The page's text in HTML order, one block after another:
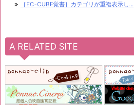
［EC-CUBE覚書］カテゴリが重複表示し...
A RELATED SITE